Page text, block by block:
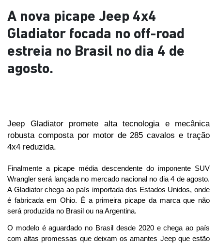
A nova picape Jeep 4x4
Gladiator focada no off-road
estreia no Brasil no dia 4 de
agosto.
Jeep Gladiator promete alta tecnologia e mecânica
robusta composta por motor de 285 cavalos e tração
4x4 reduzida.
Finalmente a picape média descendente do imponente SUV
Wrangler será lançada no mercado nacional no dia 4 de agosto.
A Gladiator chega ao país importada dos Estados Unidos, onde
é fabricada em Ohio. É a primeira picape da marca que não
será produzida no Brasil ou na Argentina.
O modelo é aguardado no Brasil desde 2020 e chega ao país
com altas promessas que deixam os amantes Jeep que estão